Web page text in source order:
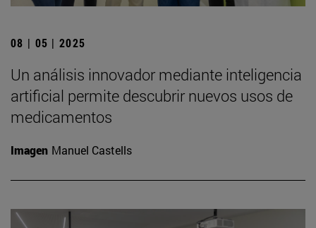
08 | 05 | 2025
Un análisis innovador mediante inteligencia
artificial permite descubrir nuevos usos de
medicamentos
Imagen Manuel Castells